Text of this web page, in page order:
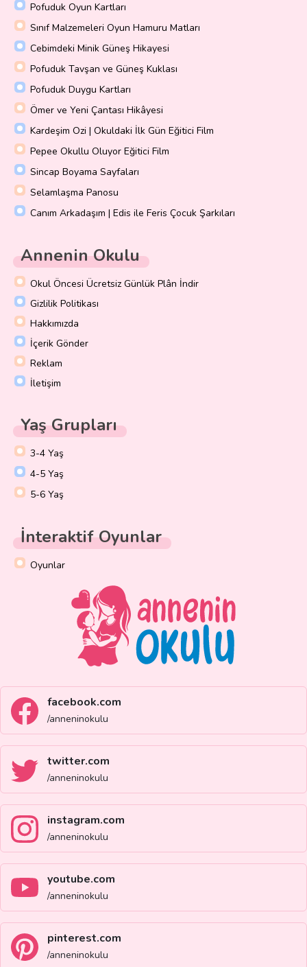
Pofuduk Oyun Kartları
Sınıf Malzemeleri Oyun Hamuru Matları
Cebimdeki Minik Güneş Hikayesi
Pofuduk Tavşan ve Güneş Kuklası
Pofuduk Duygu Kartları
Ömer ve Yeni Çantası Hikâyesi
Kardeşim Ozi | Okuldaki İlk Gün Eğitici Film
Pepee Okullu Oluyor Eğitici Film
Sincap Boyama Sayfaları
Selamlaşma Panosu
Canım Arkadaşım | Edis ile Feris Çocuk Şarkıları
Annenin Okulu
Okul Öncesi Ücretsiz Günlük Plân İndir
Gizlilik Politikası
Hakkımızda
İçerik Gönder
Reklam
İletişim
Yaş Grupları
3-4 Yaş
4-5 Yaş
5-6 Yaş
İnteraktif Oyunlar
Oyunlar
facebook.com
/anneninokulu
twitter.com
/anneninokulu
instagram.com
/anneninokulu
youtube.com
/anneninokulu
pinterest.com
/anneninokulu